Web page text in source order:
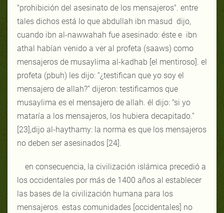
"prohibición del asesinato de los mensajeros". entre
tales dichos está lo que abdullah ibn masud dijo,
cuando ibn al-nawwahah fue asesinado: éste e ibn
athal habían venido a ver al profeta (saaws) como
mensajeros de musaylima al-kadhab [el mentiroso]. el
profeta (pbuh) les dijo: “¿testifican que yo soy el
mensajero de allah?” dijeron: testificamos que
musaylima es el mensajero de allah. él dijo: "si yo
mataría a los mensajeros, los hubiera decapitado.”
[23],dijo al-haythamy: la norma es que los mensajeros
no deben ser asesinados [24].
en consecuencia, la civilización islámica precedió a
los occidentales por más de 1400 años al establecer
las bases de la civilización humana para los
mensajeros. estas comunidades [occidentales] no